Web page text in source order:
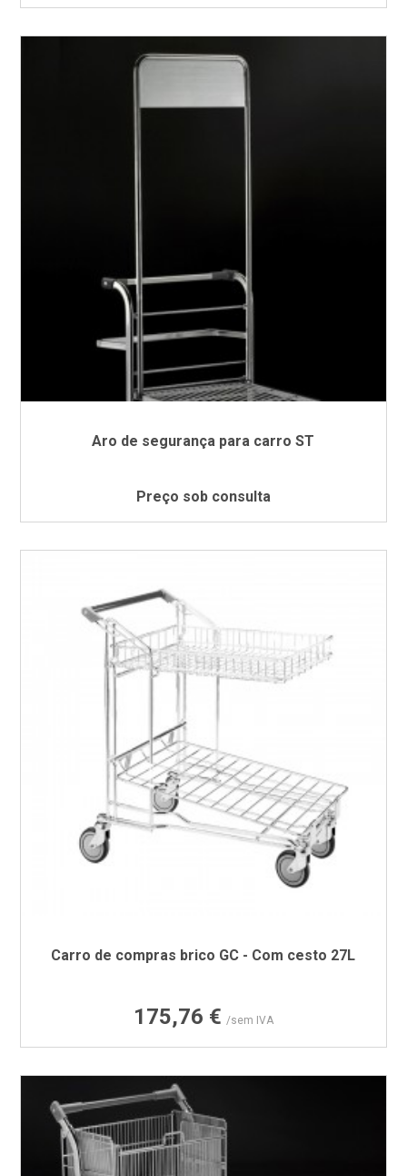
Aro de segurança para carro ST
Preço sob consulta
Carro de compras brico GC - Com cesto 27L
Preço
175,76 € /sem IVA